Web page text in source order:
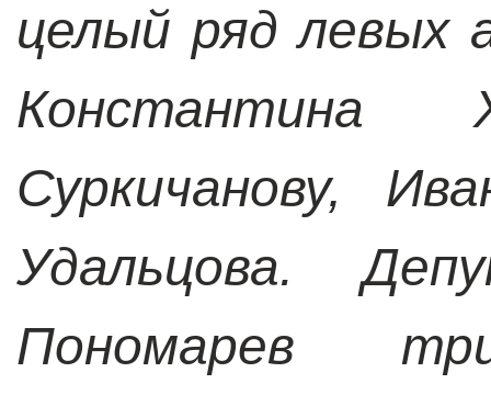
целый ряд левых
Константина
Суркичанову,
Удальцова.
Пономарев